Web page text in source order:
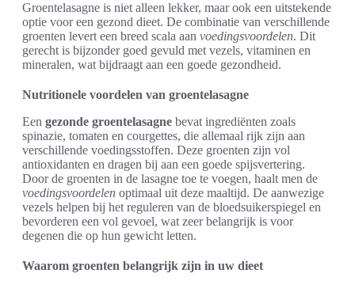
Groentelasagne is niet alleen lekker, maar ook een uitstekende
optie voor een gezond dieet. De combinatie van verschillende
groenten levert een breed scala aan voedingsvoordelen. Dit
gerecht is bijzonder goed gevuld met vezels, vitaminen en
mineralen, wat bijdraagt aan een goede gezondheid.
Nutritionele voordelen van groentelasagne
Een gezonde groentelasagne bevat ingrediënten zoals
spinazie, tomaten en courgettes, die allemaal rijk zijn aan
verschillende voedingsstoffen. Deze groenten zijn vol
antioxidanten en dragen bij aan een goede spijsvertering.
Door de groenten in de lasagne toe te voegen, haalt men de
voedingsvoordelen optimaal uit deze maaltijd. De aanwezige
vezels helpen bij het reguleren van de bloedsuikerspiegel en
bevorderen een vol gevoel, wat zeer belangrijk is voor
degenen die op hun gewicht letten.
Waarom groenten belangrijk zijn in uw dieet